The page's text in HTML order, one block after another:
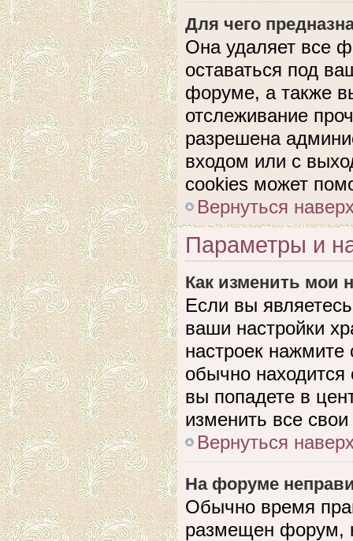
Для чего
Она удаляет все
оставаться под
форуме, а также
отслеживание
разрешена
входом или с
cookies может
Вернуться
Параметры и
Как изменить мои
Если вы
ваши настройки
настроек нажмите
обычно
вы попадете в
изменить все свои
Вернуться
На форуме
Обычно время
размещен форум,